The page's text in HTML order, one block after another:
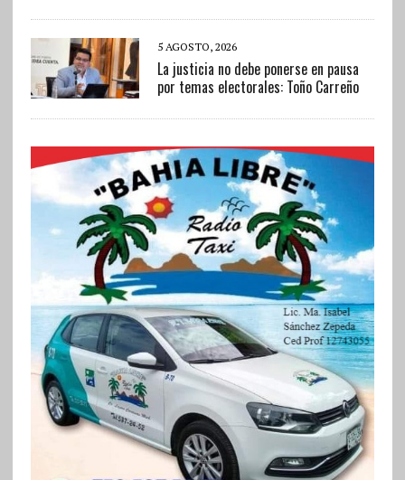
5 AGOSTO, 2026
La justicia no debe ponerse en pausa
por temas electorales: Toño Carreño